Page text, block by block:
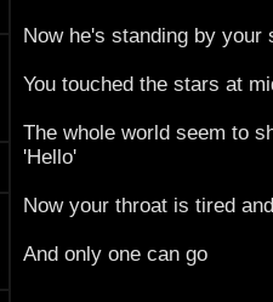
Now he's standing by your
You touched the stars at
The whole world seem to
'Hello'
Now your throat is tired
And only one can go